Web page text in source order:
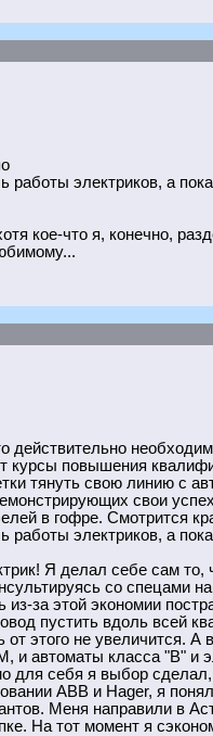
работы электриков, а
кое-что я, конечно,
действительно
курсы повышения
тянуть свою линию с
свои
в гофре. Смотрится
работы электриков, а
Я делал себе сам
со спецами
из-за этой экономии
пустить вдоль всей
от этого не увеличится.
автоматы класса "В" и
для себя я выбор
АВВ и Hager, я
Меня направили в
На тот момент я